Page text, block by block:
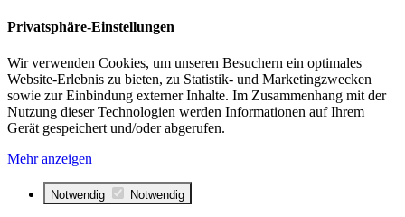
Privatsphäre-Einstellungen
Wir verwenden Cookies, um unseren Besuchern ein optimales
Website-Erlebnis zu bieten, zu Statistik- und Marketingzwecken
sowie zur Einbindung externer Inhalte. Im Zusammenhang mit der
Nutzung dieser Technologien werden Informationen auf Ihrem
Gerät gespeichert und/oder abgerufen.
Mehr anzeigen
Notwendig Notwendig